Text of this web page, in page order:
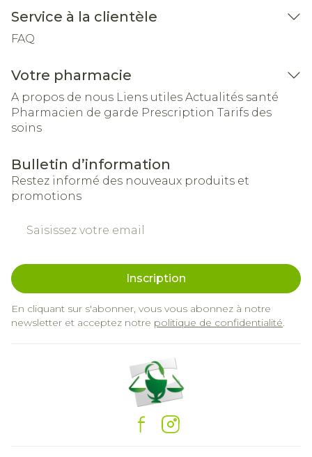
Service à la clientèle
FAQ
Votre pharmacie
A propos de nous Liens utiles Actualités santé
Pharmacien de garde Prescription Tarifs des
soins
Bulletin d’information
Restez informé des nouveaux produits et
promotions
Inscription
En cliquant sur s'abonner, vous vous abonnez à notre
newsletter et acceptez notre politique de confidentialité.